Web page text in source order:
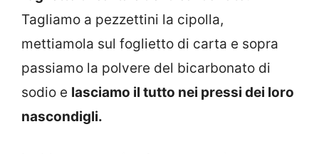
Tagliamo a pezzettini la cipolla,
mettiamola sul foglietto di carta e sopra
passiamo la polvere del bicarbonato di
sodio e lasciamo il tutto nei pressi dei loro
nascondigli.